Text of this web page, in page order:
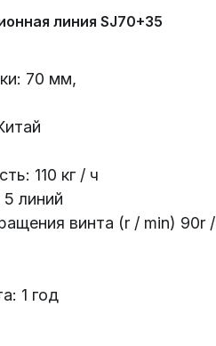
линия SJ70+35
70 мм,
110 кг / ч
линий
винта (r / min) 90r /
1 год